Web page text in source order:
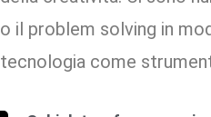
o il problem solving in
tecnologia come